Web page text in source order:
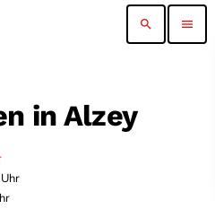
search menu
in Alzey